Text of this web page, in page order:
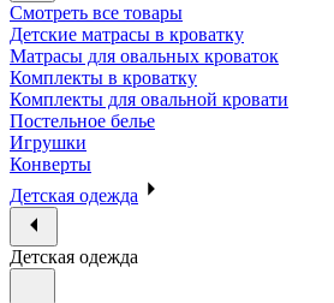
Смотреть все товары
Детские матрасы в кроватку
Матрасы для овальных кроваток
Комплекты в кроватку
Комплекты для овальной кровати
Постельное белье
Игрушки
Конверты
Детская одежда
Детская одежда